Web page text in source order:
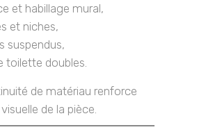
et habillage mural,
et niches,
suspendus,
toilette doubles.
de matériau renforce
de la pièce.